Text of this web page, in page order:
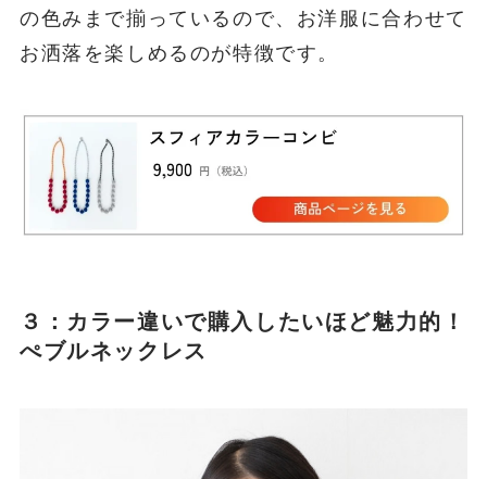
の色みまで揃っているので、お洋服に合わせて
お洒落を楽しめるのが特徴です。
３：カラー違いで購入したいほど魅力的！
ぺブルネックレス